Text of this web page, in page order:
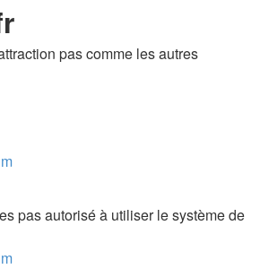
pas comme les autres
pas autorisé à utiliser le système de